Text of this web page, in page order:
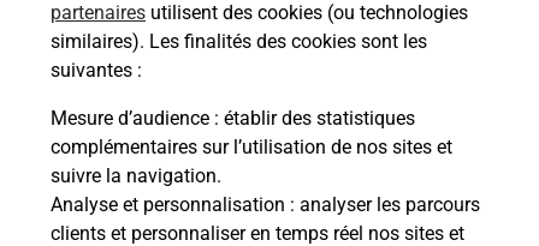
partenaires utilisent des cookies (ou technologies
similaires). Les finalités des cookies sont les
suivantes :
Mesure d’audience : établir des statistiques
complémentaires sur l’utilisation de nos sites et
suivre la navigation.
Analyse et personnalisation : analyser les parcours
clients et personnaliser en temps réel nos sites et
Comment demander une
modification de livraison ?
Comment La Poste participe-t-elle
à votre sécurité au quotidien ?